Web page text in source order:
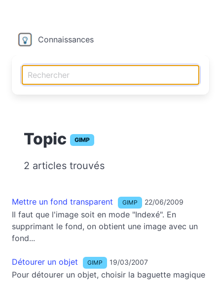
Connaissances
Topic GIMP
2 articles trouvés
Mettre un fond transparent GIMP 22/06/2009
Il faut que l'image soit en mode "Indexé". En
supprimant le fond, on obtient une image avec un
fond...
Détourer un objet GIMP 19/03/2007
Pour détourer un objet, choisir la baguette magique